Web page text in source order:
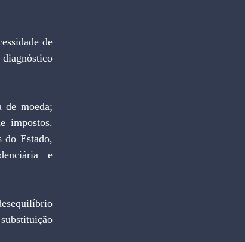
impostos.
do Estado,
e